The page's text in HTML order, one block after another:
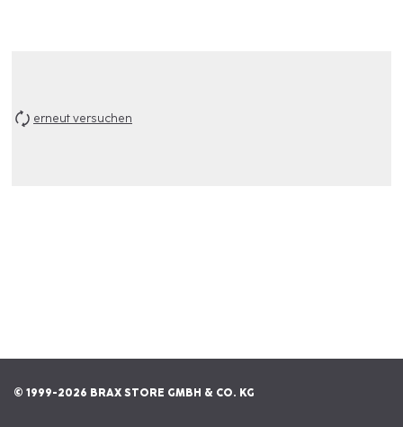
erneut versuchen
© 1999-2026 BRAX STORE GMBH & CO. KG